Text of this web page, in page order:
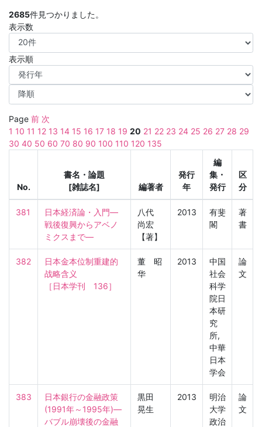
2685件見つかりました。
表示数
表示順
Page 前 次
1 10 11 12 13 14 15 16 17 18 19 20 21 22 23 24 25 26 27 28 29
30 40 50 60 70 80 90 100 110 120 135
No.
書名・論題
[雑誌名]
編著者
発行
年
編
集・
発行
区
分
381
日本経済論・入門―
戦後復興からアベノ
ミクスまで―
八代
尚宏
【著】
2013
有斐
閣
著
書
382
日本金本位制重建的
战略含义
［日本学刊　136］
董 昭
华
2013
中国
社会
科学
院日
本研
究
所,
中華
日本
学会
論
文
383
日本銀行の金融政策
(1991年～1995年)―
バブル崩壊後の金融
黒田
晃生
2013
明治
大学
政治
論
文